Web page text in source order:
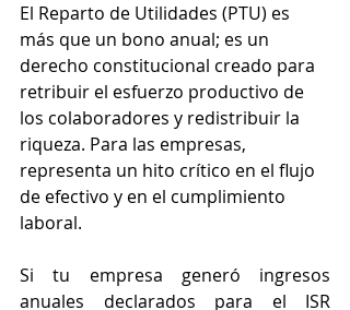
El Reparto de Utilidades (PTU) es
más que un bono anual; es un
derecho constitucional creado para
retribuir el esfuerzo productivo de
los colaboradores y redistribuir la
riqueza. Para las empresas,
representa un hito crítico en el flujo
de efectivo y en el cumplimiento
laboral.
Si tu empresa generó ingresos
anuales declarados para el ISR